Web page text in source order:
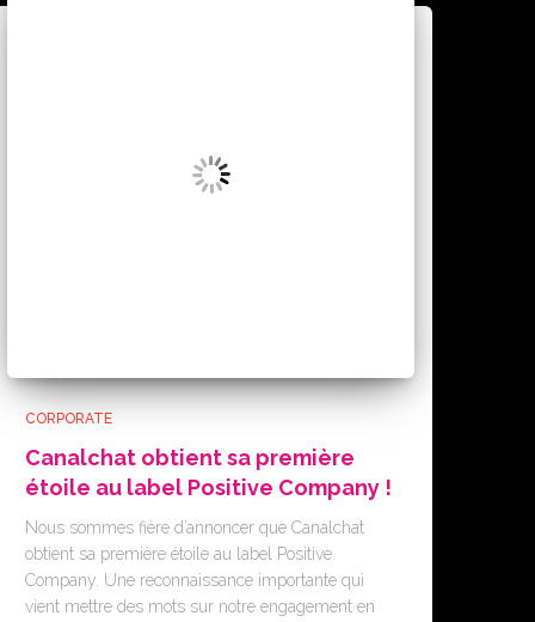
CORPORATE
Canalchat obtient sa première
étoile au label Positive Company !
Nous sommes fière d’annoncer que Canalchat
obtient sa première étoile au label Positive
Company. Une reconnaissance importante qui
vient mettre des mots sur notre engagement en